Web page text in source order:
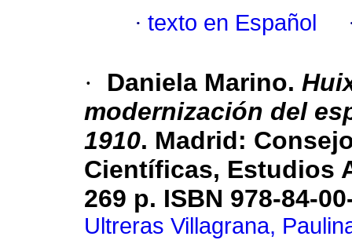
· texto en Español
· Daniela Marino.
modernización del
1910. Madrid:
Científicas, Estudios
269 p. ISBN 978-84-
Ultreras Villagrana,